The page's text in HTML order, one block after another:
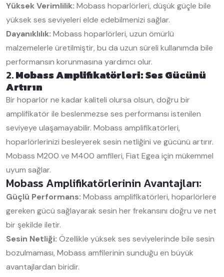
Yüksek Verimlilik: Mobass hoparlörleri, düşük güçle bile
yüksek ses seviyeleri elde edebilmenizi sağlar.
Dayanıklılık: Mobass hoparlörleri, uzun ömürlü
malzemelerle üretilmiştir, bu da uzun süreli kullanımda bile
performansın korunmasına yardımcı olur.
2.Mobass Amplifikatörleri: Ses Gücünü
Artırın
Bir hoparlör ne kadar kaliteli olursa olsun, doğru bir
amplifikatör ile beslenmezse ses performansı istenilen
seviyeye ulaşamayabilir. Mobass amplifikatörleri,
hoparlörlerinizi besleyerek sesin netliğini ve gücünü artırır.
Mobass M200 ve M400 amfileri, Fiat Egea için mükemmel
uyum sağlar.
Mobass Amplifikatörlerinin Avantajları:
Güçlü Performans: Mobass amplifikatörleri, hoparlörlere
gereken gücü sağlayarak sesin her frekansını doğru ve net
bir şekilde iletir.
Sesin Netliği: Özellikle yüksek ses seviyelerinde bile sesin
bozulmaması, Mobass amfilerinin sunduğu en büyük
avantajlardan biridir.